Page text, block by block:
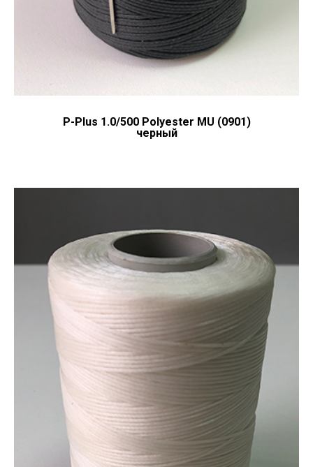
P-Plus 1.0/500 Polyester MU (0901)
черный